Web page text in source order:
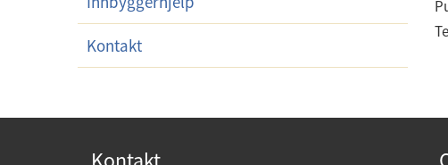
Kontakt